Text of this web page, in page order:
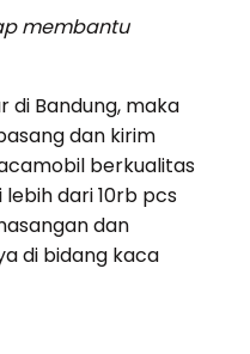
membantu
Bandung, maka
dan kirim
berkualitas
dari 10rb pcs
dan
di bidang kaca